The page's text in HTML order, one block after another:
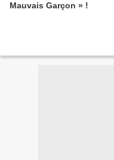
Mauvais Garçon » !